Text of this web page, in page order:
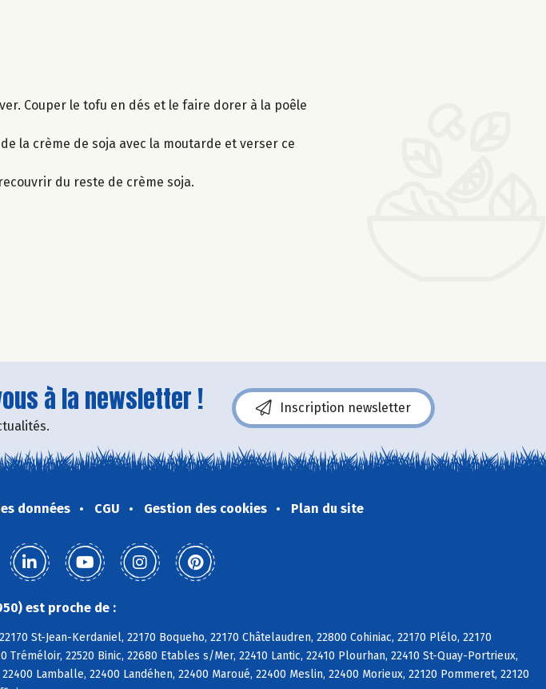
Couper le tofu en dés et le faire dorer à la poêle
la crème de soja avec la moutarde et verser ce
du reste de crème soja.
à la newsletter ! Inscription newsletter
données CGU Gestion des cookies Plan du site
est proche de :
St-Jean-Kerdaniel, 22170 Boqueho, 22170 Châtelaudren, 22800 Cohiniac, 22170 Plélo, 22170
Tréméloir, 22520 Binic, 22680 Etables s/Mer, 22410 Lantic, 22410 Plourhan, 22410 St-Quay-Portrieux,
Lamballe, 22400 Landéhen, 22400 Maroué, 22400 Meslin, 22400 Morieux, 22120 Pommeret, 22120